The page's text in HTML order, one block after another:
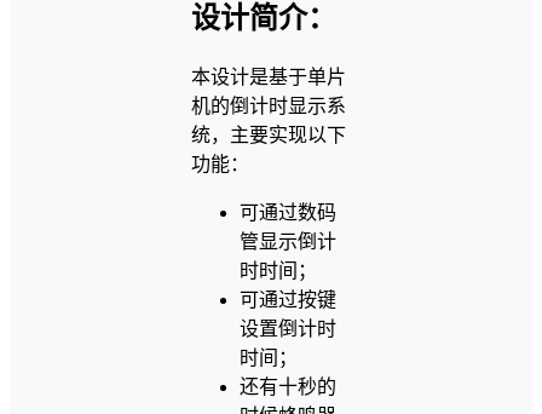
设计简介：
本设计是基于单片
机的倒计时显示系
统，主要实现以下
功能：
可通过数码
管显示倒计
时时间；
可通过按键
设置倒计时
时间；
还有十秒的